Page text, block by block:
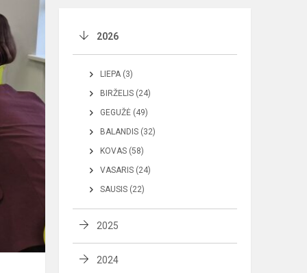
2026
LIEPA (3)
BIRŽELIS (24)
GEGUŽĖ (49)
BALANDIS (32)
KOVAS (58)
VASARIS (24)
SAUSIS (22)
2025
2024